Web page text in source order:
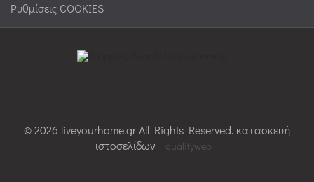
Ρυθμίσεις COOKIES
© 2026 liveyourhome.gr All Rights Reserved. κατασκευή
ιστοσελίδων
qualityweb